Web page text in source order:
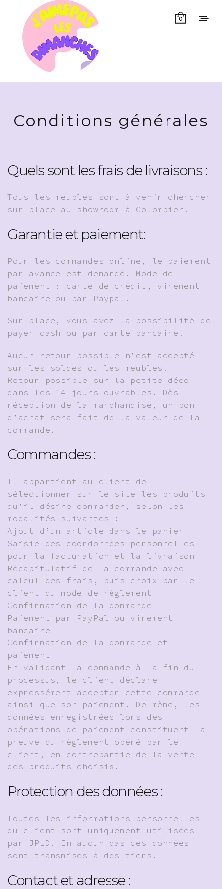
0
Conditions générales
Quels sont les frais de livraisons :
Tous les meubles sont à venir chercher
sur place au showroom à Colombier.
Garantie et paiement:
Pour les commandes online, le paiement
par avance est demandé. Mode de
paiement : carte de crédit, virement
bancaire ou par Paypal.
Sur place, vous avez la possibilité de
payer cash ou par carte bancaire.
Aucun retour possible n’est accepté
sur les soldes ou les meubles.
Retour possible sur la petite déco
dans les 14 jours ouvrables. Dès
réception de la marchandise, un bon
d’achat sera fait de la valeur de la
commande.
Commandes :
Il appartient au client de
sélectionner sur le site les produits
qu’il désire commander, selon les
modalités suivantes :
Ajout d’un article dans le panier
Saisie des coordonnées personnelles
pour la facturation et la livraison
Récapitulatif de la commande avec
calcul des frais, puis choix par le
client du mode de règlement
Confirmation de la commande
Paiement par PayPal ou virement
bancaire
Confirmation de la commande et
paiement
En validant la commande à la fin du
processus, le client déclare
expressément accepter cette commande
ainsi que son paiement. De même, les
données enregistrées lors des
opérations de paiement constituent la
preuve du règlement opéré par le
client, en contrepartie de la vente
des produits choisis.
Protection des données :
Toutes les informations personnelles
du client sont uniquement utilisées
par JPLD. En aucun cas ces données
sont transmises à des tiers.
Contact et adresse :